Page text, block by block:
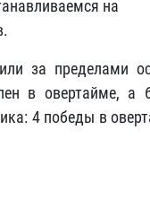
на
за пределами
в овертайме, а
4 победы в